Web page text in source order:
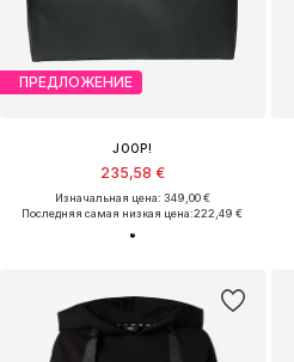
ПРЕДЛОЖЕНИЕ
JOOP!
235,58 €
Изначальная цена: 349,00 €
Последняя самая низкая цена:222,49 €